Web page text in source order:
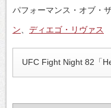
パフォーマンス・オブ・
ン、 ディエゴ・リヴァス
UFC Fight Night 82「